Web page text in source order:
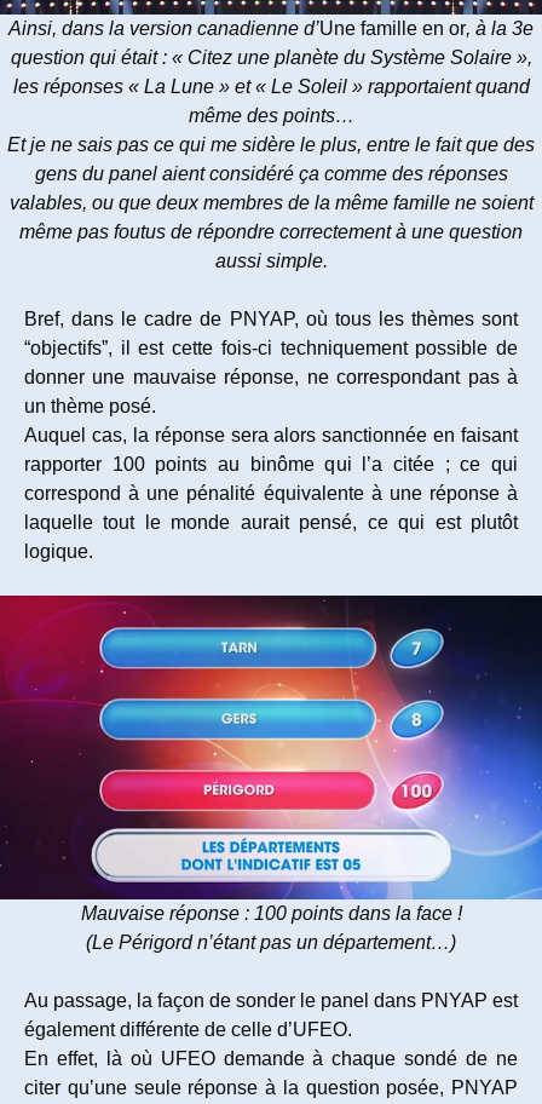
Ainsi, dans la version canadienne d’Une famille en or, à la 3e
question qui était : « Citez une planète du Système Solaire »,
les réponses « La Lune » et « Le Soleil » rapportaient quand
même des points…
Et je ne sais pas ce qui me sidère le plus, entre le fait que des
gens du panel aient considéré ça comme des réponses
valables, ou que deux membres de la même famille ne soient
même pas foutus de répondre correctement à une question
aussi simple.
Bref, dans le cadre de PNYAP, où tous les thèmes sont
“objectifs”, il est cette fois-ci techniquement possible de
donner une mauvaise réponse, ne correspondant pas à
un thème posé.
Auquel cas, la réponse sera alors sanctionnée en faisant
rapporter 100 points au binôme qui l’a citée ; ce qui
correspond à une pénalité équivalente à une réponse à
laquelle tout le monde aurait pensé, ce qui est plutôt
logique.
Mauvaise réponse : 100 points dans la face !
(Le Périgord n’étant pas un département…)
Au passage, la façon de sonder le panel dans PNYAP est
également différente de celle d’UFEO.
En effet, là où UFEO demande à chaque sondé de ne
citer qu’une seule réponse à la question posée, PNYAP